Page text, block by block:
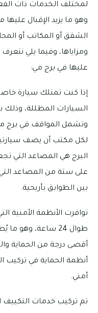
لمختلف الخدمات ذات
وهو ما يزيد الإقبال
الشقق أو المكاتب أو
ومزاياها، وفيما يلي
عليها في برج مي:
إذا كنت تمتلك سيارة
السيارات المظللة،
وتشمل المواقف في برج
لكل مكتب أن يصف
البرج هي المصاعد التي
على ستة من المصاعد
بين الطوابق بأريحية.
توافرت الأنظمة الأمنية
طوال 24 ساعة، وهو
أقصى درجة من الحماية
أنظمة الحماية في تركيب
أمني.
تم تركيب خدمات التكييف